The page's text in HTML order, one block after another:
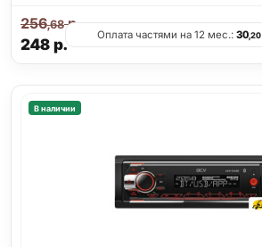
248р.
256,68р.
Оплата частями на 12 мес.:30,20
В наличии